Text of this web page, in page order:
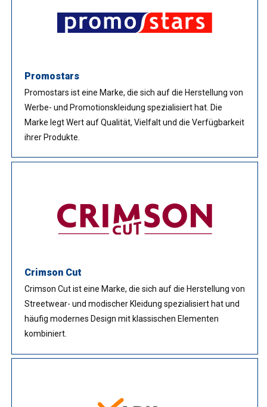
Promostars
Promostars ist eine Marke, die sich auf die Herstellung von
Werbe- und Promotionskleidung spezialisiert hat. Die
Marke legt Wert auf Qualität, Vielfalt und die Verfügbarkeit
ihrer Produkte.
Crimson Cut
Crimson Cut ist eine Marke, die sich auf die Herstellung von
Streetwear- und modischer Kleidung spezialisiert hat und
häufig modernes Design mit klassischen Elementen
kombiniert.